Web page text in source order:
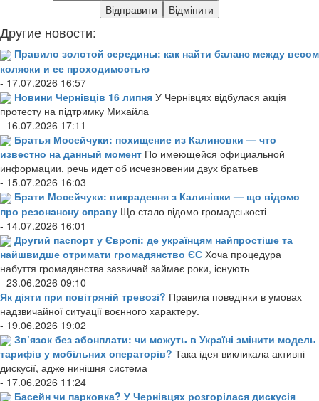
Другие новости:
Правило золотой середины: как найти баланс между весом
коляски и ее проходимостью
- 17.07.2026 16:57
Новини Чернівців 16 липня У Чернівцях відбулася акція
протесту на підтримку Михайла
- 16.07.2026 17:11
Братья Мосейчуки: похищение из Калиновки — что
известно на данный момент По имеющейся официальной
информации, речь идет об исчезновении двух братьев
- 15.07.2026 16:03
Брати Мосейчуки: викрадення з Калинівки — що відомо
про резонансну справу Що стало відомо громадськості
- 14.07.2026 16:01
Другий паспорт у Європі: де українцям найпростіше та
найшвидше отримати громадянство ЄС Хоча процедура
набуття громадянства зазвичай займає роки, існують
- 23.06.2026 09:10
Як діяти при повітряній тревозі? Правила поведінки в умовах
надзвичайної ситуації воєнного характеру.
- 19.06.2026 19:02
Зв’язок без абонплати: чи можуть в Україні змінити модель
тарифів у мобільних операторів? Така ідея викликала активні
дискусії, адже нинішня система
- 17.06.2026 11:24
Басейн чи парковка? У Чернівцях розгорілася дискусія